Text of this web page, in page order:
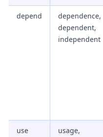
depend
dependence,
dependent,
independent
use
usage,